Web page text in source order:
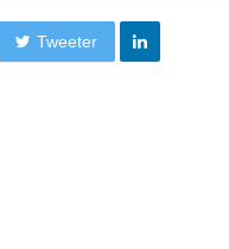
Tweeter